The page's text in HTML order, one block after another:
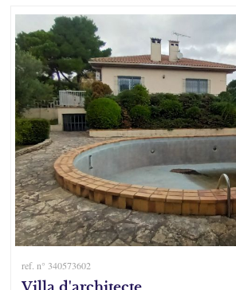
ref. n° 340573602
Villa d'architecte